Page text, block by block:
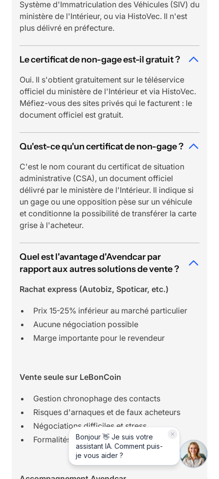
Système d'Immatriculation des Véhicules (SIV) du
ministère de l'Intérieur, ou via HistoVec. Il n'est
plus délivré en préfecture.
Le certificat de non-gage est-il gratuit ?
Oui. Il s'obtient gratuitement sur le téléservice
officiel du ministère de l'Intérieur et via HistoVec.
Méfiez-vous des sites privés qui le facturent : le
document officiel est gratuit.
Qu'est-ce qu'un certificat de non-gage ?
C'est le nom courant du certificat de situation
administrative (CSA), un document officiel
délivré par le ministère de l'Intérieur. Il indique si
un gage ou une opposition pèse sur un véhicule
et conditionne la possibilité de transférer la carte
grise à l'acheteur.
Quel est l'avantage d'Avendcar par
rapport aux autres solutions de vente ?
Rachat express (Autobiz, Spoticar, etc.)
Prix 15-25% inférieur au marché particulier
Aucune négociation possible
Marge importante pour le revendeur
Vente seule sur LeBonCoin
Gestion chronophage des contacts
Risques d'arnaques et de faux acheteurs
Négociations difficiles et stress
Formalités administratives complexes